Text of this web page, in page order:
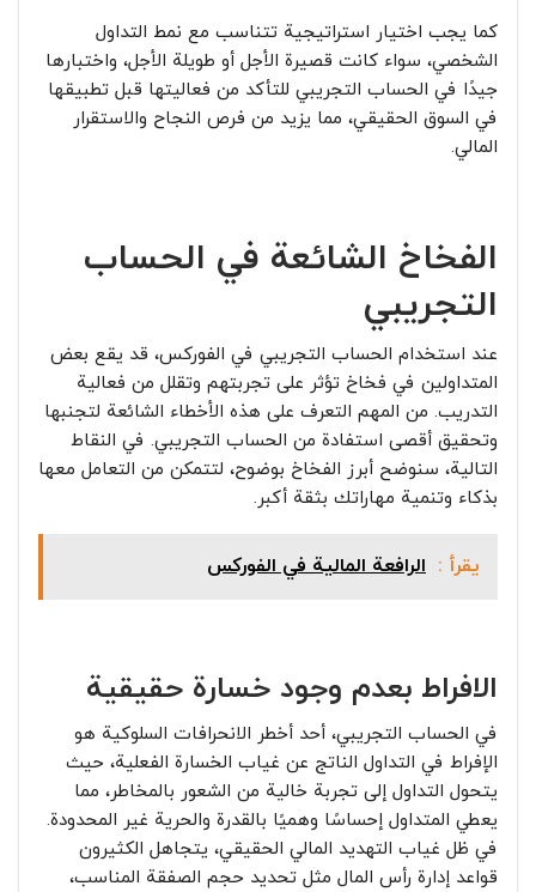
كما يجب اختيار استراتيجية تتناسب مع نمط التداول
الشخصي، سواء كانت قصيرة الأجل أو طويلة الأجل، واختبارها
جيدًا في الحساب التجريبي للتأكد من فعاليتها قبل تطبيقها
في السوق الحقيقي، مما يزيد من فرص النجاح والاستقرار
المالي.
الفخاخ الشائعة في الحساب
التجريبي
عند استخدام الحساب التجريبي في الفوركس، قد يقع بعض
المتداولين في فخاخ تؤثر على تجربتهم وتقلل من فعالية
التدريب. من المهم التعرف على هذه الأخطاء الشائعة لتجنبها
وتحقيق أقصى استفادة من الحساب التجريبي. في النقاط
التالية، سنوضح أبرز الفخاخ بوضوح، لتتمكن من التعامل معها
بذكاء وتنمية مهاراتك بثقة أكبر.
يقرأ : الرافعة المالية في الفوركس
الافراط بعدم وجود خسارة حقيقية
في الحساب التجريبي، أحد أخطر الانحرافات السلوكية هو
الإفراط في التداول الناتج عن غياب الخسارة الفعلية، حيث
يتحول التداول إلى تجربة خالية من الشعور بالمخاطر، مما
يعطي المتداول إحساسًا وهميًا بالقدرة والحرية غير المحدودة.
في ظل غياب التهديد المالي الحقيقي، يتجاهل الكثيرون
قواعد إدارة رأس المال مثل تحديد حجم الصفقة المناسب،